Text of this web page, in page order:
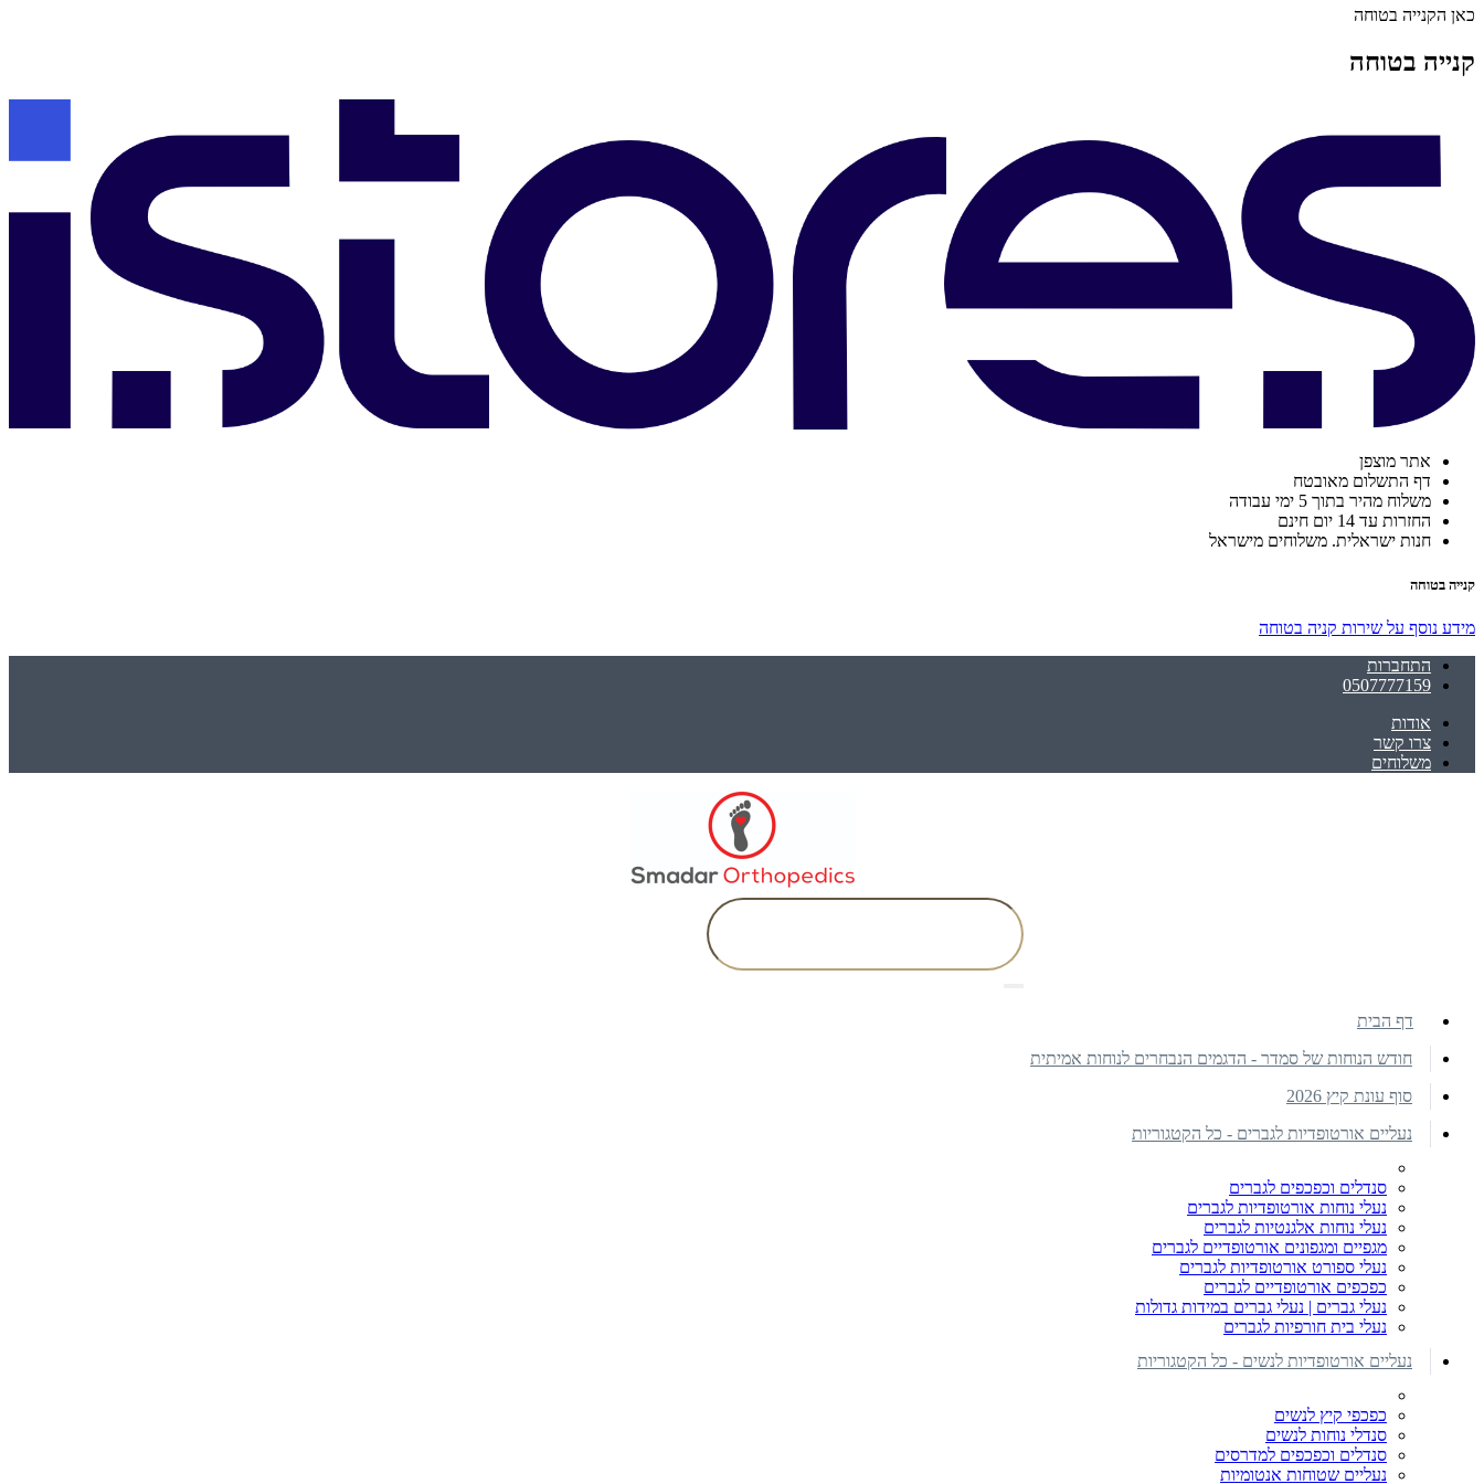
כאן הקנייה בטוחה
קנייה בטוחה
אתר מוצפן
דף התשלום מאובטח
משלוח מהיר בתוך 5 ימי עבודה
החזרות עד 14 יום חינם
חנות ישראלית. משלוחים מישראל
קנייה בטוחה
מידע נוסף על שירות קניה בטוחה
התחברות
0507777159
אודות
צרו קשר
משלוחים
דף הבית
חודש הנוחות של סמדר - הדגמים הנבחרים לנוחות אמיתית
סוף עונת קיץ 2026
נעליים אורטופדיות לגברים - כל הקטגוריות
סנדלים וכפכפים לגברים
נעלי נוחות אורטופדיות לגברים
נעלי נוחות אלגנטיות לגברים
מגפיים ומגפונים אורטופדיים לגברים
נעלי ספורט אורטופדיות לגברים
כפכפים אורטופדיים לגברים
נעלי גברים | נעלי גברים במידות גדולות
נעלי בית חורפיות לגברים
נעליים אורטופדיות לנשים - כל הקטגוריות
כפכפי קיץ לנשים
סנדלי נוחות לנשים
סנדלים וכפכפים למדרסים
נעליים שטוחות אנטומיות